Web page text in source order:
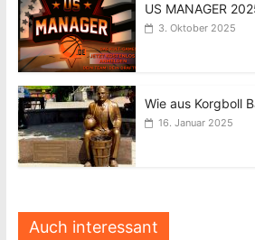
US MANAGER
3. Oktober 2025
Wie aus Korgboll
16. Januar 2025
Auch interessant